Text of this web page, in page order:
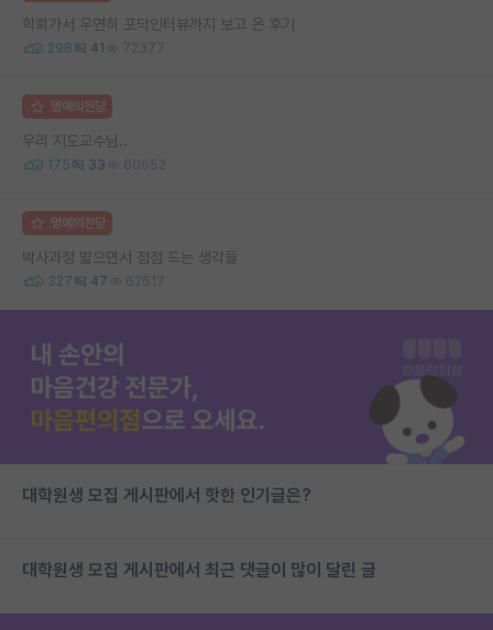
학회가서 우연히 포닥인터뷰까지 보고 온 후기
298 41 72377
명예의전당
우리 지도교수님..
175 33 60652
명예의전당
박사과정 밟으면서 점점 드는 생각들
327 47 62617
대학원생 모집 게시판에서 핫한 인기글은?
대학원생 모집 게시판에서 최근 댓글이 많이 달린 글